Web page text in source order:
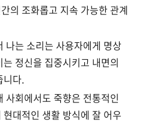
의 조화롭고 지속 가능한 관계
나는 소리는 사용자에게 명상
정신을 집중시키고 내면의
니다.
사회에서도 죽향은 전통적인
대적인 생활 방식에 잘 어우